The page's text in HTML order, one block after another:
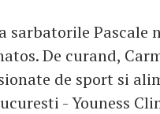
sarbatorile Pascale
De curand,
de sport si
- Youness